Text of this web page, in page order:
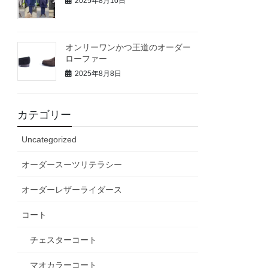
オンリーワンかつ王道のオーダー
ローファー
2025年8月8日
カテゴリー
Uncategorized
オーダースーツリテラシー
オーダーレザーライダース
コート
チェスターコート
マオカラーコート